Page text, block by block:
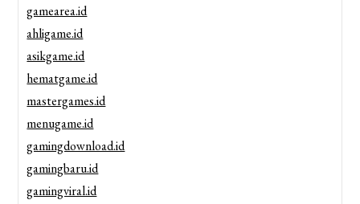
gamearea.id
ahligame.id
asikgame.id
hematgame.id
mastergames.id
menugame.id
gamingdownload.id
gamingbaru.id
gamingviral.id